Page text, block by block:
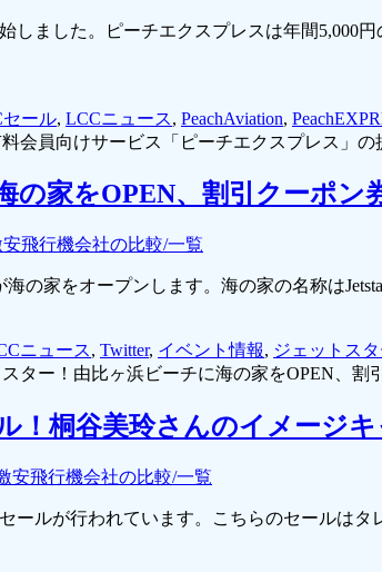
しました。ピーチエクスプレスは年間5,000
ール, LCCニュース, PeachAviation,
料会員向けサービス「ピーチエクスプレス」
の家をOPEN、割引クーポン
飛行機会社の比較/一覧
の家をオープンします。海の家の名称は
ニュース, Twitter, イベント情報, ジェットス
ター！由比ヶ浜ビーチに海の家をOPEN、割
！桐谷美玲さんのイメージ
安飛行機会社の比較/一覧
ールが行われています。こちらのセールは